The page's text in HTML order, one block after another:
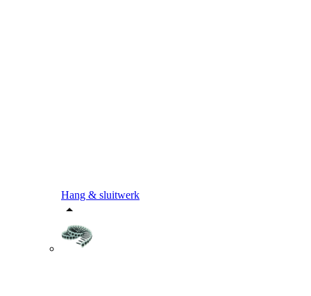
Hang & sluitwerk